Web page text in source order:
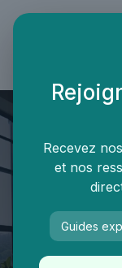
Recevez
et nos
Guides
Panneau de